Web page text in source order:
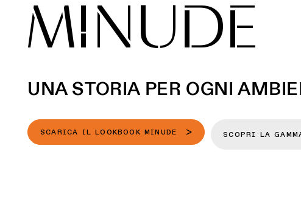
MINUDE
UNA STORIA PER OGNI
SCARICA IL LOOKBOOK MINUDE SCOPRI LA